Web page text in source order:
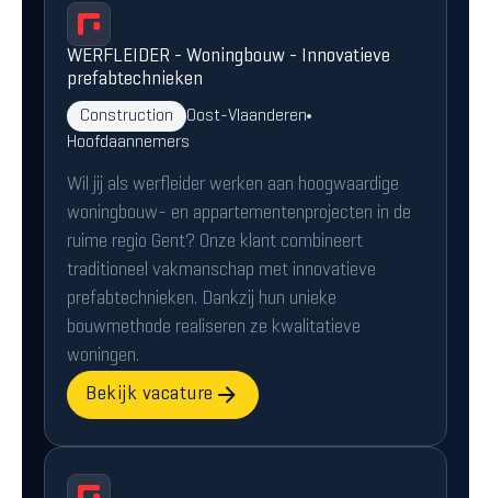
WERFLEIDER - Woningbouw - Innovatieve
prefabtechnieken
Construction
Oost-Vlaanderen
Hoofdaannemers
Wil jij als werfleider werken aan hoogwaardige
woningbouw- en appartementenprojecten in de
ruime regio Gent? Onze klant combineert
traditioneel vakmanschap met innovatieve
prefabtechnieken. Dankzij hun unieke
bouwmethode realiseren ze kwalitatieve
woningen.
Bekijk vacature